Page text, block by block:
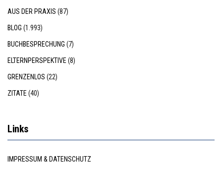
AUS DER PRAXIS (87)
BLOG (1.993)
BUCHBESPRECHUNG (7)
ELTERNPERSPEKTIVE (8)
GRENZENLOS (22)
ZITATE (40)
Links
IMPRESSUM & DATENSCHUTZ